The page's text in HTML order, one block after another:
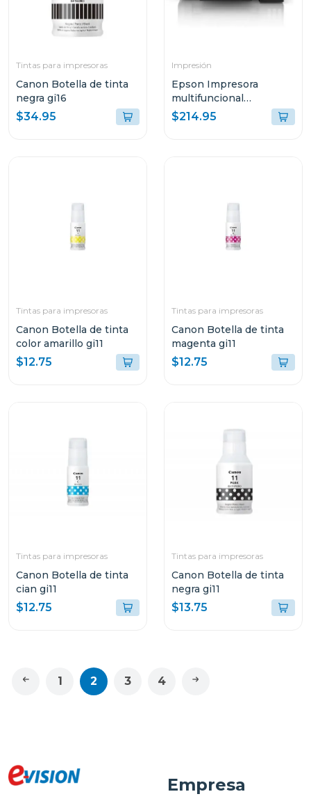
Tintas para impresoras
Canon Botella de tinta
negra gi16
$34.95
Impresión
Epson Impresora
multifuncional
inalambrica ecotank
3250
$214.95
Tintas para impresoras
Canon Botella de tinta
color amarillo gi11
$12.75
Tintas para impresoras
Canon Botella de tinta
magenta gi11
$12.75
Tintas para impresoras
Canon Botella de tinta
cian gi11
$12.75
Tintas para impresoras
Canon Botella de tinta
negra gi11
$13.75
1 2 3 4
Empresa